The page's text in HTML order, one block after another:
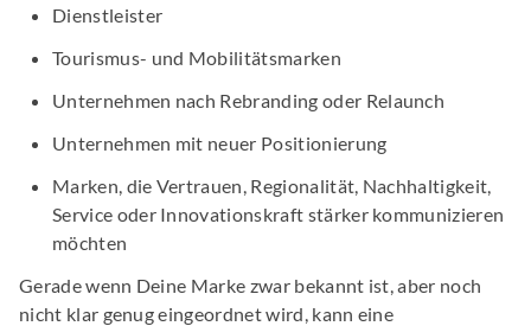
Dienstleister
Tourismus- und Mobilitätsmarken
Unternehmen nach Rebranding oder Relaunch
Unternehmen mit neuer Positionierung
Marken, die Vertrauen, Regionalität, Nachhaltigkeit,
Service oder Innovationskraft stärker kommunizieren
möchten
Gerade wenn Deine Marke zwar bekannt ist, aber noch
nicht klar genug eingeordnet wird, kann eine